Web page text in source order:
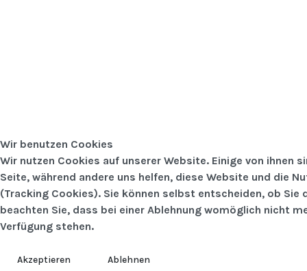
Wir benutzen Cookies
Wir nutzen Cookies auf unserer Website. Einige von ihnen
Seite, während andere uns helfen, diese Website und die
(Tracking Cookies). Sie können selbst entscheiden, ob
beachten Sie, dass bei einer Ablehnung womöglich nicht
Verfügung stehen.
Akzeptieren Ablehnen